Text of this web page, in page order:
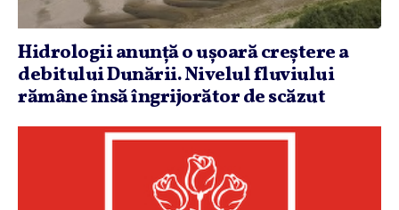
Hidrologii anunţă o uşoară creştere a
debitului Dunării. Nivelul fluviului
rămâne însă îngrijorător de scăzut